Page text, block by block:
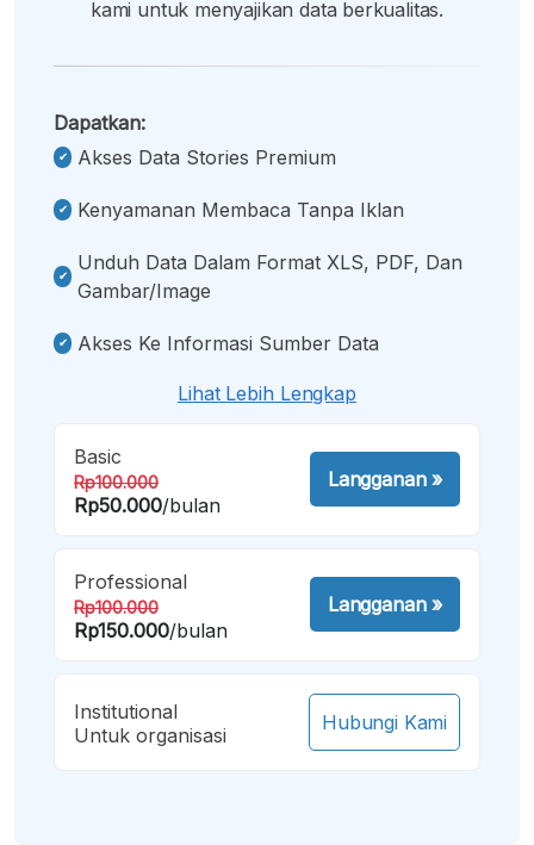
kami untuk menyajikan data berkualitas.
Dapatkan:
Akses Data Stories Premium
Kenyamanan Membaca Tanpa Iklan
Unduh Data Dalam Format XLS, PDF, Dan
Gambar/image
Akses Ke Informasi Sumber Data
Lihat Lebih Lengkap
Basic
Rp100.000
Rp50.000/bulan
Langganan»
Professional
Rp100.000
Rp150.000/bulan
Langganan»
Institutional
Untuk organisasi
Hubungi Kami